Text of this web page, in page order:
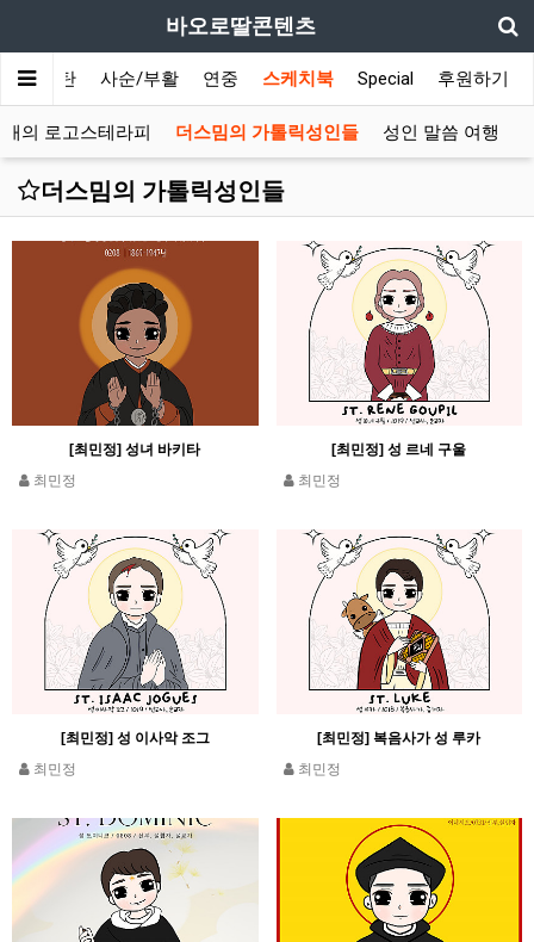
바오로딸콘텐츠
림/성탄 사순/부활 연중 스케치북 Special 후원하기
의 로고스테라피 더스밈의 가톨릭성인들 성인 말씀 여행
더스밈의 가톨릭성인들
[최민정] 성녀 바키타
최민정
[최민정] 성 르네 구울
최민정
[최민정] 성 이사악 조그
최민정
[최민정] 복음사가 성 루카
최민정